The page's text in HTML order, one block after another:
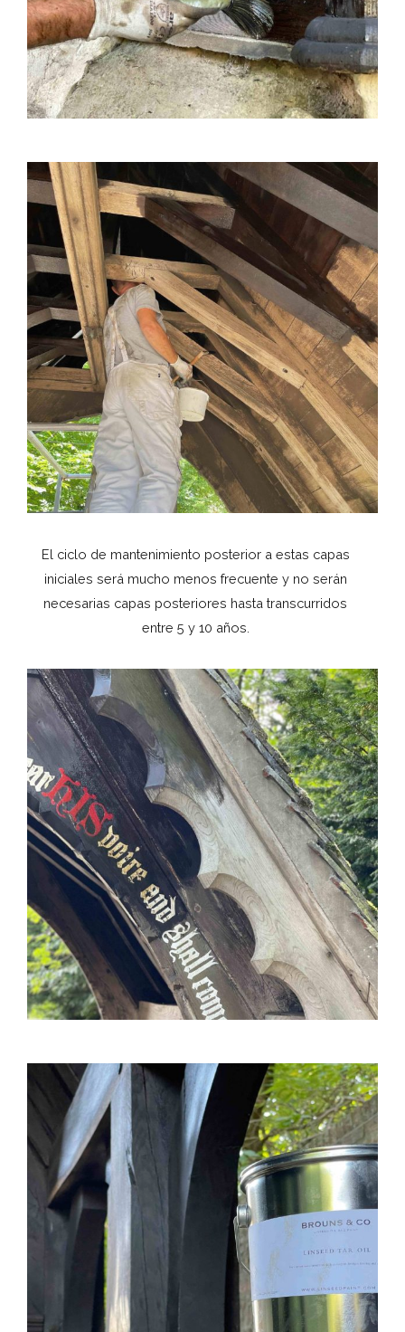
El ciclo de mantenimiento posterior a estas capas
iniciales será mucho menos frecuente y no serán
necesarias capas posteriores hasta transcurridos
entre 5 y 10 años.